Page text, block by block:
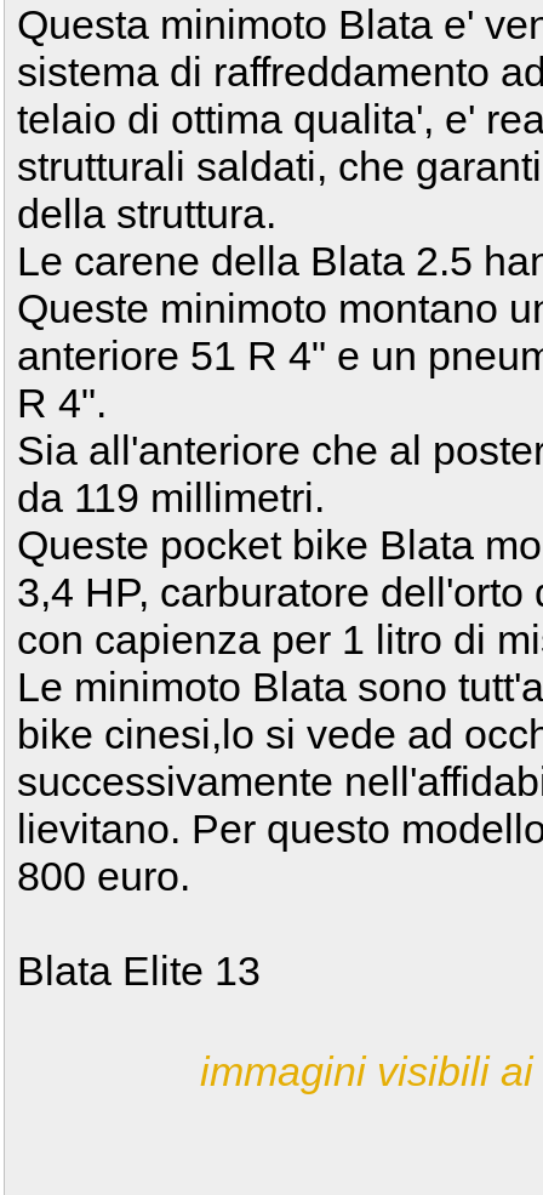
Questa minimoto Blata e'
sistema di raffreddamento
telaio di ottima qualita', e'
strutturali saldati, che
della struttura.
Le carene della Blata 2.5
Queste minimoto montano
anteriore 51 R 4" e un
R 4".
Sia all'anteriore che al
da 119 millimetri.
Queste pocket bike Blata
3,4 HP, carburatore
con capienza per 1 litro di
Le minimoto Blata sono
bike cinesi,lo si vede ad
successivamente
lievitano. Per questo
800 euro.
Blata Elite 13
immagini visibili